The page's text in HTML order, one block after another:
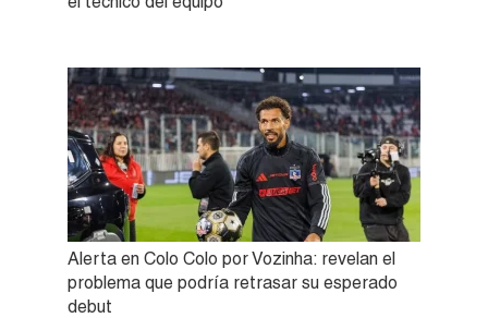
Alerta en Colo Colo por Vozinha: revelan el
problema que podría retrasar su esperado
debut